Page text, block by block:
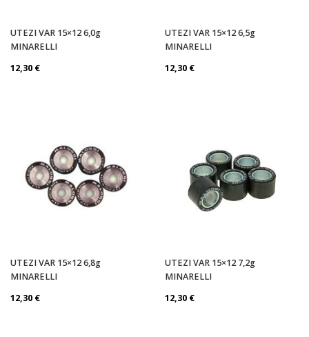
UTEZI VAR 15×12 6,0g
MINARELLI
12,30 €
UTEZI VAR 15×12 6,5g
MINARELLI
12,30 €
UTEZI VAR 15×12 6,8g
MINARELLI
12,30 €
UTEZI VAR 15×12 7,2g
MINARELLI
12,30 €